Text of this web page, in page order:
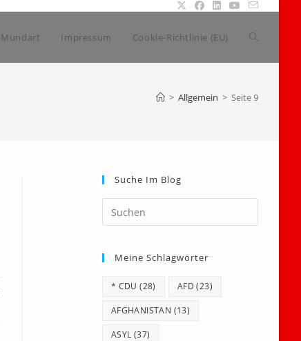
Mundart Impressum Cookie-Richtlinie (EU) Website-
> Allgemein > Seite 9
Suche Im Blog
Escape
Meine Schlagwörter
* CDU (28) AFD (23)
AFGHANISTAN (13)
ASYL (37)